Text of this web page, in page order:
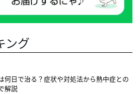
ング
何日で治る？症状や対処法から熱中症との
解説